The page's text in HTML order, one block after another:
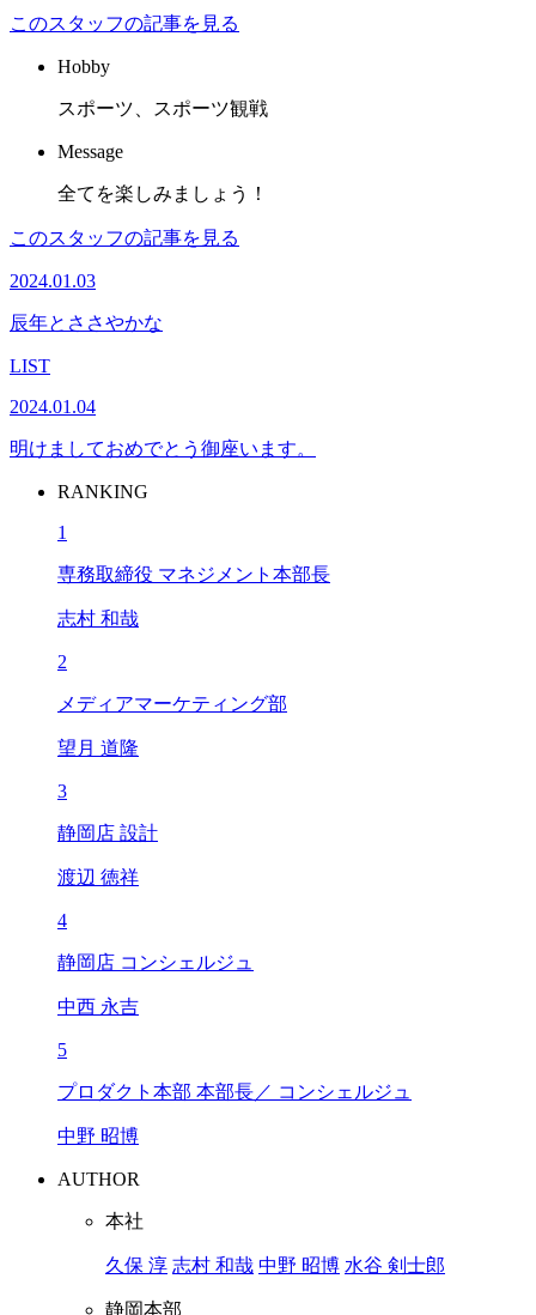
このスタッフの記事を見る
Hobby
スポーツ、スポーツ観戦
Message
全てを楽しみましょう！
このスタッフの記事を見る
2024.01.03
辰年とささやかな
LIST
2024.01.04
明けましておめでとう御座います。
RANKING
1
専務取締役 マネジメント本部長
志村 和哉
2
メディアマーケティング部
望月 道隆
3
静岡店 設計
渡辺 徳祥
4
静岡店 コンシェルジュ
中西 永吉
5
プロダクト本部 本部長／ コンシェルジュ
中野 昭博
AUTHOR
本社
久保 淳 志村 和哉 中野 昭博 水谷 剣士郎
静岡本部